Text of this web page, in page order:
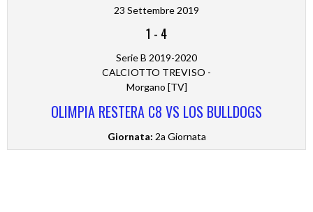
23 Settembre 2019
1 - 4
Serie B 2019-2020
CALCIOTTO TREVISO -
Morgano [TV]
OLIMPIA RESTERA C8 VS LOS BULLDOGS
Giornata: 2a Giornata